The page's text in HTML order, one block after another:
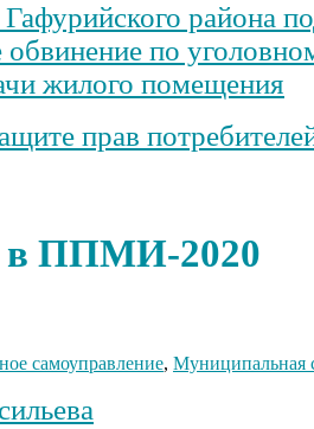
района
обвинение по
жилого помещения
прав
в ППМИ-2020
самоуправление, Муниципальная